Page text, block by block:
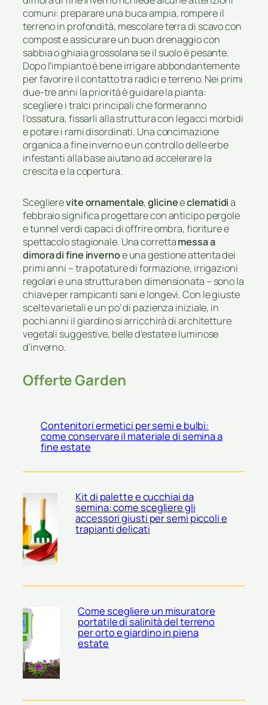
comuni: preparare una buca ampia, rompere il
terreno in profondità, mescolare terra di scavo con
compost e assicurare un buon drenaggio con
sabbia o ghiaia grossolana se il suolo è pesante.
Dopo l’impianto è bene irrigare abbondantemente
per favorire il contatto tra radici e terreno. Nei primi
due-tre anni la priorità è guidare la pianta:
scegliere i tralci principali che formeranno
l’ossatura, fissarli alla struttura con legacci morbidi
e potare i rami disordinati. Una concimazione
organica a fine inverno e un controllo delle erbe
infestanti alla base aiutano ad accelerare la
crescita e la copertura.
Sceglierevite ornamentale,glicineeclematidia
febbraio significa progettare con anticipo pergole
e tunnel verdi capaci di offrire ombra, fioriture e
spettacolo stagionale. Una correttamessa a
dimora di fine invernoe una gestione attenta dei
primi anni – tra potature di formazione, irrigazioni
regolari e una struttura ben dimensionata – sono la
chiave per rampicanti sani e longevi. Con le giuste
scelte varietali e un po’ di pazienza iniziale, in
pochi anni il giardino si arricchirà di architetture
vegetali suggestive, belle d’estate e luminose
d’inverno.
Offerte Garden
Contenitori ermetici per semi e bulbi:
come conservare il materiale di semina a
fine estate
Kit di palette e cucchiai da
semina: come scegliere gli
accessori giusti per semi piccoli e
trapianti delicati
Come scegliere un misuratore
portatile di salinità del terreno
per orto e giardino in piena
estate